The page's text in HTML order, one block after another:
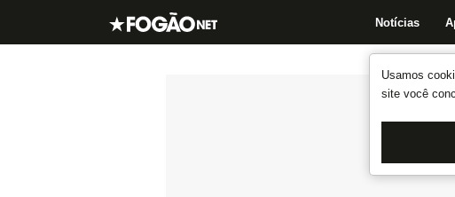
Usamos
site você
Notícias